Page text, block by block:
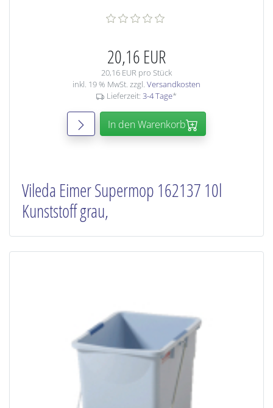
20,16 EUR
20,16 EUR pro Stück
inkl. 19 % MwSt. zzgl. Versandkosten
Lieferzeit: 3-4 Tage*
In den Warenkorb
Vileda Eimer Supermop 162137 10l
Kunststoff grau,